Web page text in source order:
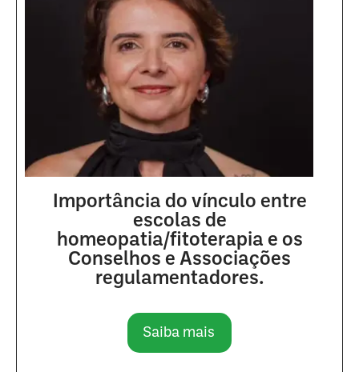
Importância do vínculo entre
escolas de
homeopatia/fitoterapia e os
Conselhos e Associações
regulamentadores.
Saiba mais